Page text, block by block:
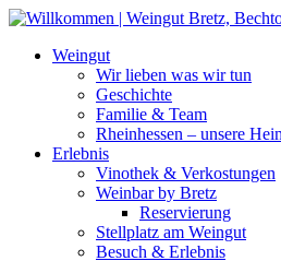
Weiter
Inhalt
Weingut
Wir lieben was wir tun
Geschichte
Familie & Team
Rheinhessen – unsere
Erlebnis
Vinothek & Verkostungen
Weinbar by Bretz
Reservierung
Stellplatz am Weingut
Besuch & Erlebnis